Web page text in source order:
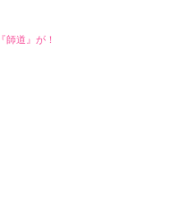
師道』が！